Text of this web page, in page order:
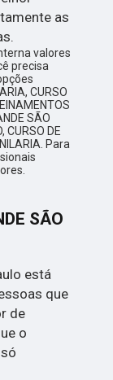
as
valores
precisa
CURSO
SÃO
CURSO DE
Para
SÃO
está
que
de
o